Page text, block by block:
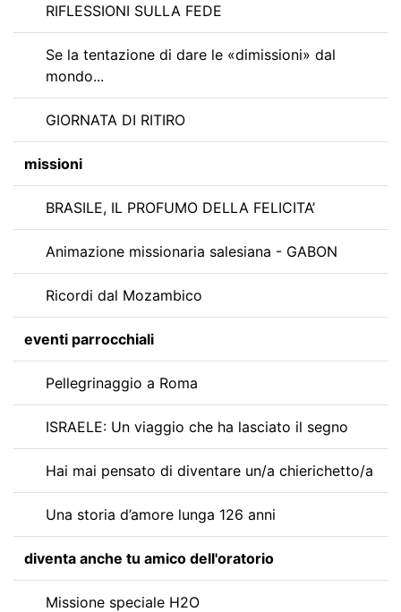
RIFLESSIONI SULLA FEDE
Se la tentazione di dare le «dimissioni» dal
mondo...
GIORNATA DI RITIRO
missioni
BRASILE, IL PROFUMO DELLA FELICITA’
Animazione missionaria salesiana - GABON
Ricordi dal Mozambico
eventi parrocchiali
Pellegrinaggio a Roma
ISRAELE: Un viaggio che ha lasciato il segno
Hai mai pensato di diventare un/a chierichetto/a
Una storia d’amore lunga 126 anni
diventa anche tu amico dell'oratorio
Missione speciale H2O